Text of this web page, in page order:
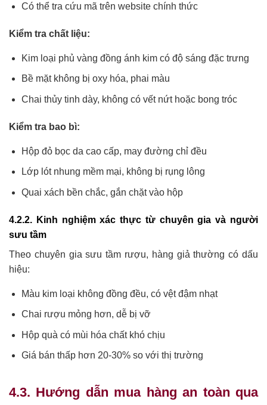
Có thể tra cứu mã trên website chính thức
Kiểm tra chất liệu:
Kim loại phủ vàng đồng ánh kim có độ sáng đặc trưng
Bề mặt không bị oxy hóa, phai màu
Chai thủy tinh dày, không có vết nứt hoặc bong tróc
Kiểm tra bao bì:
Hộp đỏ bọc da cao cấp, may đường chỉ đều
Lớp lót nhung mềm mại, không bị rụng lông
Quai xách bền chắc, gắn chặt vào hộp
4.2.2. Kinh nghiệm xác thực từ chuyên gia và người
sưu tầm
Theo chuyên gia sưu tầm rượu, hàng giả thường có dấu
hiệu:
Màu kim loại không đồng đều, có vệt đậm nhạt
Chai rượu mỏng hơn, dễ bị vỡ
Hộp quà có mùi hóa chất khó chịu
Giá bán thấp hơn 20-30% so với thị trường
4.3. Hướng dẫn mua hàng an toàn qua